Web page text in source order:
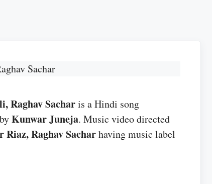
Sachar
Raghav Sacharis a Hindi song
Kunwar Juneja. Music video directed
Raghav Sacharhaving music label